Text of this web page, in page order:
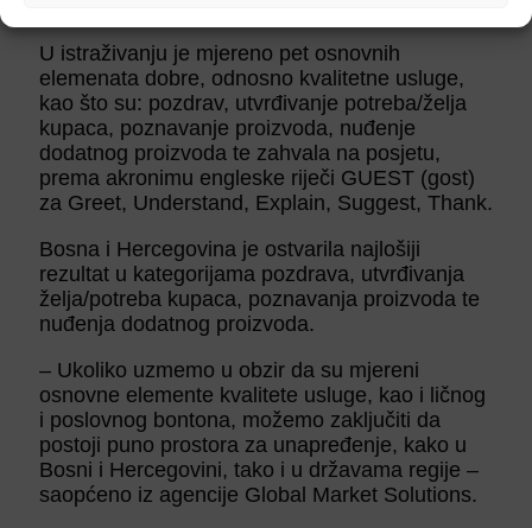
U istraživanju je mjereno pet osnovnih
elemenata dobre, odnosno kvalitetne usluge,
kao što su: pozdrav, utvrđivanje potreba/želja
kupaca, poznavanje proizvoda, nuđenje
dodatnog proizvoda te zahvala na posjetu,
prema akronimu engleske riječi GUEST (gost)
za Greet, Understand, Explain, Suggest, Thank.
Bosna i Hercegovina je ostvarila najlošiji
rezultat u kategorijama pozdrava, utvrđivanja
želja/potreba kupaca, poznavanja proizvoda te
nuđenja dodatnog proizvoda.
– Ukoliko uzmemo u obzir da su mjereni
osnovne elemente kvalitete usluge, kao i ličnog
i poslovnog bontona, možemo zaključiti da
postoji puno prostora za unapređenje, kako u
Bosni i Hercegovini, tako i u državama regije –
saopćeno iz agencije Global Market Solutions.